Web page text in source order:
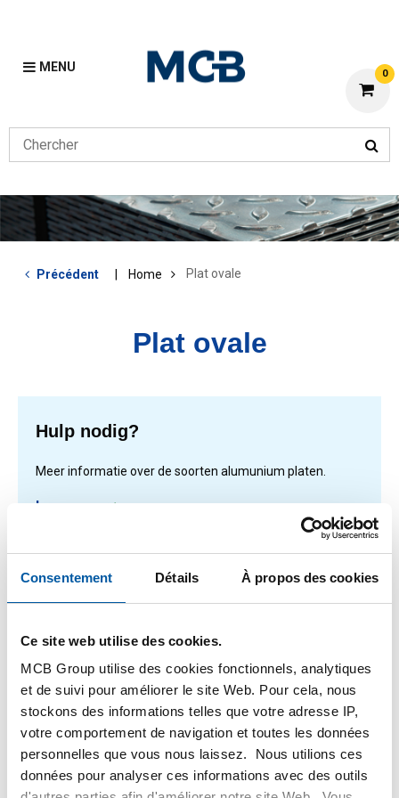
Consentement Détails À propos des cookies
Ce site web utilise des cookies.
MCB Group utilise des cookies fonctionnels, analytiques
et de suivi pour améliorer le site Web. Pour cela, nous
stockons des informations telles que votre adresse IP,
votre comportement de navigation et toutes les données
personnelles que vous nous laissez. Nous utilions ces
données pour analyser ces informations avec des outils
MENU 0
Précédent Home Plat ovale
Plat ovale
Hulp nodig?
Meer informatie over de soorten alumunium platen.
Lees meer
1-1de1
Vous
la
1